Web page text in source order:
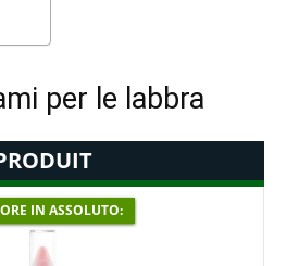
per le labbra
IN ASSOLUTO: